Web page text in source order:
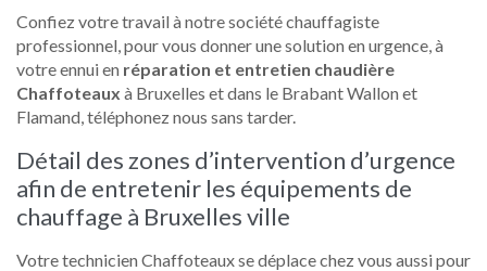
Confiez votre travail à notre société chauffagiste
professionnel, pour vous donner une solution en urgence, à
votre ennui en réparation et entretien chaudière
Chaffoteaux à Bruxelles et dans le Brabant Wallon et
Flamand, téléphonez nous sans tarder.
Détail des zones d’intervention d’urgence
afin de entretenir les équipements de
chauffage à Bruxelles ville
Votre technicien Chaffoteaux se déplace chez vous aussi pour